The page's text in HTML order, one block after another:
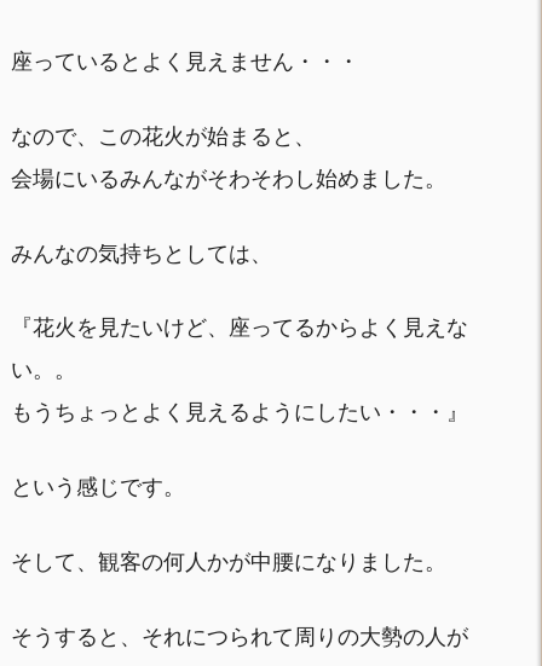
座っているとよく見えません・・・
なので、この花火が始まると、
会場にいるみんながそわそわし始めました。
みんなの気持ちとしては、
『花火を見たいけど、座ってるからよく見えな
い。。
もうちょっとよく見えるようにしたい・・・』
という感じです。
そして、観客の何人かが中腰になりました。
そうすると、それにつられて周りの大勢の人が